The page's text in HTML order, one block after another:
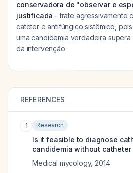
conservadora de "observar e
justificada - trate agressivamente
cateter e antifúngico sistêmico,
uma candidemia verdadeira supera
da intervenção.
REFERENCES
1 Research
Is it feasible to diagnose
candidemia without
Medical mycology, 2014